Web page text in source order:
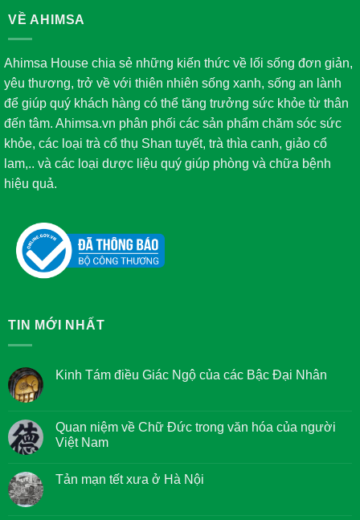
VỀ AHIMSA
Ahimsa House chia sẻ những kiến thức về lối sống đơn giản,
yêu thương, trở về với thiên nhiên sống xanh, sống an lành
để giúp quý khách hàng có thể tăng trưởng sức khỏe từ thân
đến tâm. Ahimsa.vn phân phối các sản phẩm chăm sóc sức
khỏe, các loại trà cổ thụ Shan tuyết, trà thìa canh, giảo cổ
lam,.. và các loại dược liệu quý giúp phòng và chữa bệnh
hiệu quả.
TIN MỚI NHẤT
Kinh Tám điều Giác Ngộ của các Bậc Đại Nhân
luận
ở
Kinh
Giác
Ngộ
Quan niệm về Chữ Đức trong văn hóa của người
Việt Nam
bình
Tản mạn tết xưa ở Hà Nội